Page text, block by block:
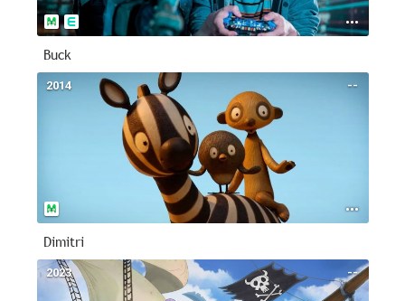
Buck
--
2014
Dimitri
--
2023